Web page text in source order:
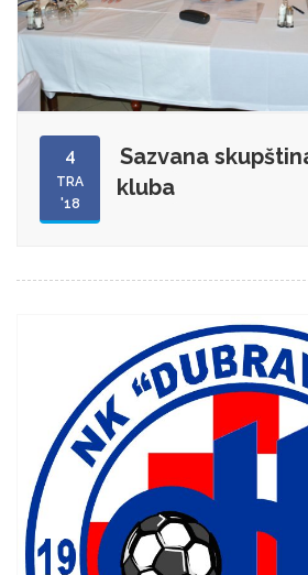
4
TRA
'18
Sazvana
kluba